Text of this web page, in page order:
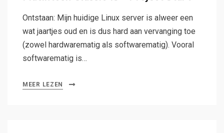
Ontstaan: Mijn huidige Linux server is alweer een
wat jaartjes oud en is dus hard aan vervanging toe
(zowel hardwarematig als softwarematig). Vooral
softwarematig is…
MEER LEZEN